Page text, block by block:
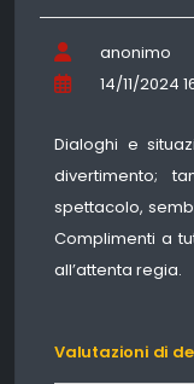
anonimo
14/11/2024
Dialoghi e
divertimento;
spettacolo,
Complimenti a
all’attenta regia.
Valutazioni di